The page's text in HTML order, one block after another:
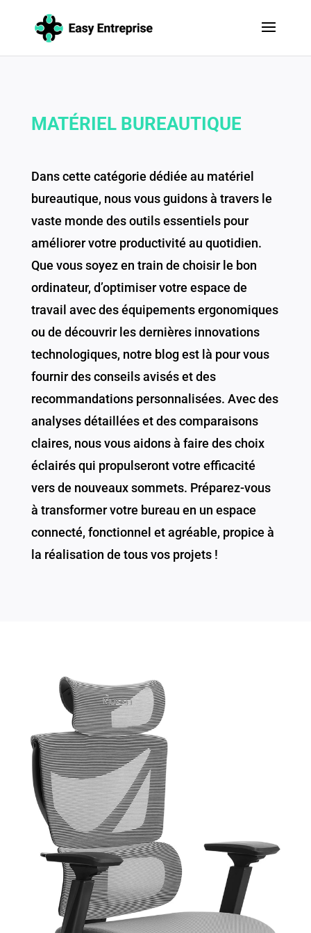
MATÉRIEL BUREAUTIQUE
Dans cette catégorie dédiée au matériel
bureautique, nous vous guidons à travers le
vaste monde des outils essentiels pour
améliorer votre productivité au quotidien.
Que vous soyez en train de choisir le bon
ordinateur, d’optimiser votre espace de
travail avec des équipements ergonomiques
ou de découvrir les dernières innovations
technologiques, notre blog est là pour vous
fournir des conseils avisés et des
recommandations personnalisées. Avec des
analyses détaillées et des comparaisons
claires, nous vous aidons à faire des choix
éclairés qui propulseront votre efficacité
vers de nouveaux sommets. Préparez-vous
à transformer votre bureau en un espace
connecté, fonctionnel et agréable, propice à
la réalisation de tous vos projets !